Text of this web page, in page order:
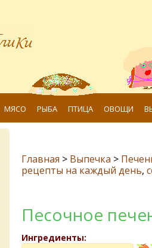
МЯСО РЫБА ПТИЦА ОВОЩИ
Главная > Выпечка >
рецепты на каждый день,
Песочное
Ингредиенты: